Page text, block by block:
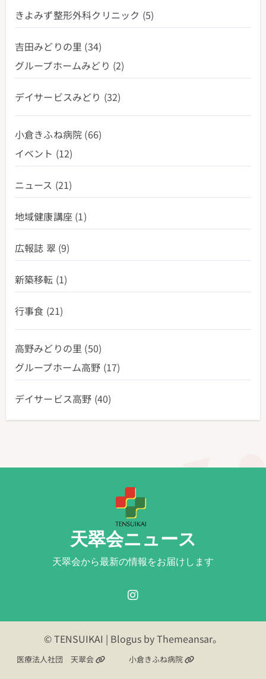
きよみず整形外科クリニック (5)
吉田みどりの里 (34)
グループホームみどり (2)
デイサービスみどり (32)
小倉きふね病院 (66)
イベント (12)
ニュース (21)
地域健康講座(1)
広報誌 翠 (9)
新築移転 (1)
行事食 (21)
高野みどりの里 (50)
グループホーム高野 (17)
デイサービス高野 (40)
天翠会ニュース
天翠会から最新の情報をお届けします
© TENSUIKAI | Blogus byThemeansar。
医療法人社団 天翠会 小倉きふね病院